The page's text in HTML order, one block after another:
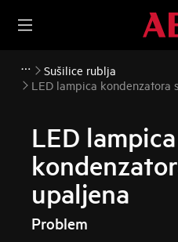
Sušilice rublja
LED lampica kondenzatora
LED lampica
upaljena
Problem